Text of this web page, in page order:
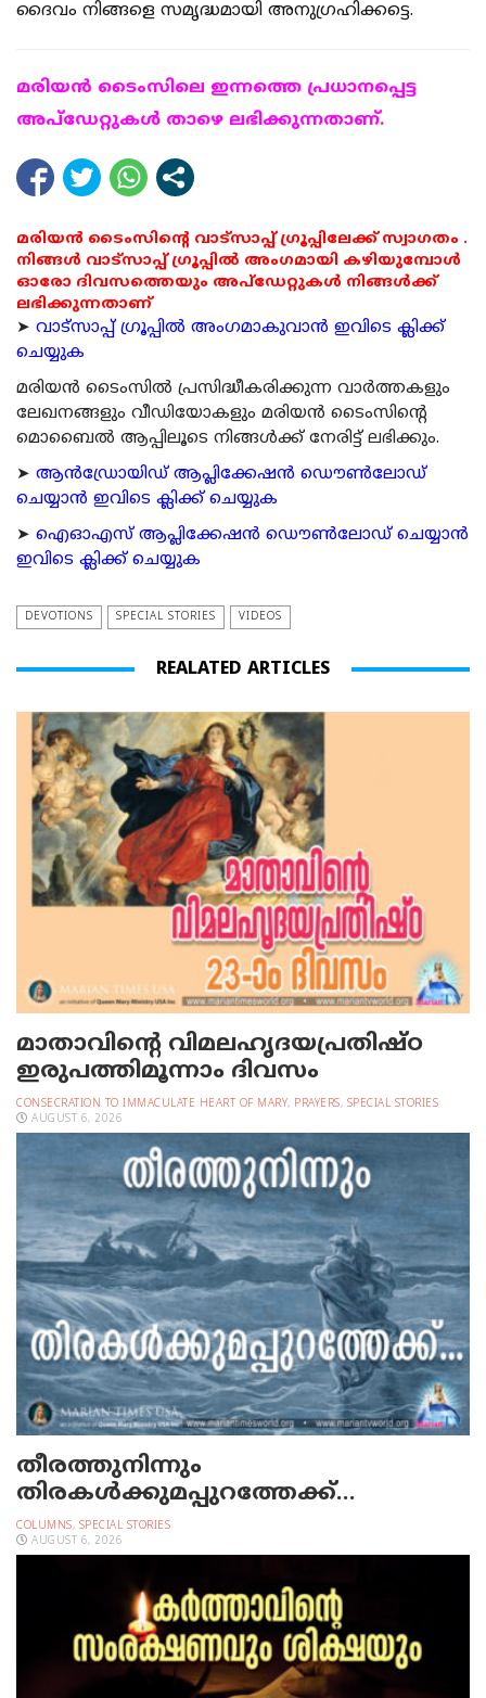
ദൈവം നിങ്ങളെ സമൃദ്ധമായി അനുഗ്രഹിക്കട്ടെ.
മരിയന്‍ ടൈംസിലെ ഇന്നത്തെ പ്രധാനപ്പെട്ട
അപ്ഡേറ്റുകള്‍ താഴെ ലഭിക്കുന്നതാണ്.
മരിയൻ ടൈംസിന്റെ വാട്സാപ്പ് ഗ്രൂപ്പിലേക്ക് സ്വാഗതം .
നിങ്ങൾ വാട്സാപ്പ് ഗ്രൂപ്പിൽ അംഗമായി കഴിയുമ്പോൾ
ഓരോ ദിവസത്തെയും അപ്ഡേറ്റുകൾ നിങ്ങൾക്ക്
ലഭിക്കുന്നതാണ്
➤ വാട്സാപ്പ് ഗ്രൂപ്പിൽ അംഗമാകുവാൻ ഇവിടെ ക്ലിക്ക്
ചെയ്യുക
മരിയന്‍ ടൈംസില്‍ പ്രസിദ്ധീകരിക്കുന്ന വാര്‍ത്തകളും
ലേഖനങ്ങളും വീഡിയോകളും മരിയന്‍ ടൈംസിന്റെ
മൊബൈല്‍ ആപ്പിലൂടെ നിങ്ങള്‍ക്ക് നേരിട്ട് ലഭിക്കും.
➤ ആന്‍ഡ്രോയിഡ് ആപ്ലിക്കേഷന്‍ ഡൌണ്‍ലോഡ്
ചെയ്യാന്‍ ഇവിടെ ക്ലിക്ക് ചെയ്യുക
➤ ഐഓഎസ് ആപ്ലിക്കേഷന്‍ ഡൌണ്‍ലോഡ് ചെയ്യാന്‍
ഇവിടെ ക്ലിക്ക് ചെയ്യുക
DEVOTIONS SPECIAL STORIES VIDEOS
REALATED ARTICLES
മാതാവിന്റെ വിമലഹൃദയപ്രതിഷ്ഠ
ഇരുപത്തിമൂന്നാം ദിവസം
CONSECRATION TO IMMACULATE HEART OF MARY, PRAYERS, SPECIAL STORIES
AUGUST 6, 2026
തീരത്തുനിന്നും
തിരകള്‍ക്കുമപ്പുറത്തേക്ക്…
COLUMNS, SPECIAL STORIES
AUGUST 6, 2026